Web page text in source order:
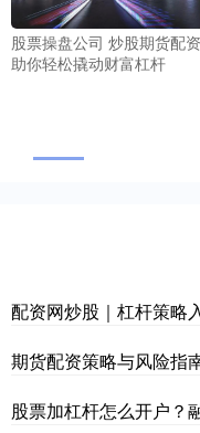
股票操盘公司 炒股期货配资
助你轻松撬动财富杠杆
配资网炒股｜杠杆策略
期货配资策略与风险指
股票加杠杆怎么开户？